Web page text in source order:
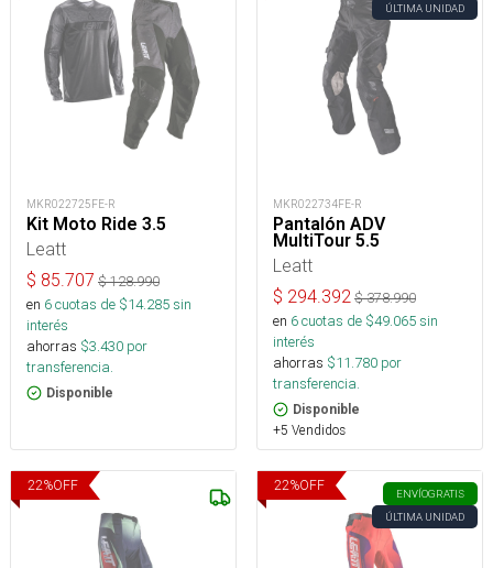
MKR022725FE-R
Kit Moto Ride 3.5
Leatt
$ 85.707 $128.990
en 6cuotas de $14.285sin
interés
ahorras $3.430 por
transferencia.
Disponible
ÚLTIMA UNIDAD
MKR022734FE-R
Pantalón ADV
MultiTour 5.5
Leatt
$ 294.392 $378.990
en 6cuotas de $49.065sin
interés
ahorras $11.780 por
transferencia.
Disponible
+5 Vendidos
22%OFF 22%OFF
ENVÍOGRATIS
ÚLTIMA UNIDAD